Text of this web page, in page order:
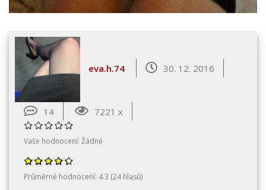
eva.h.74 30. 12. 2016
14 7221 x
Vaše hodnocení: Žádné
Průměrné hodnocení: 4.3 (24hlasů)